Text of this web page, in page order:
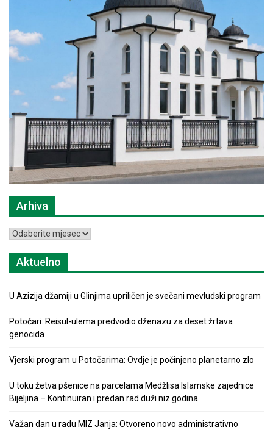
Arhiva
Arhiva
Aktuelno
U Azizija džamiji u Glinjima upriličen je svečani mevludski program
Potočari: Reisul-ulema predvodio dženazu za deset žrtava
genocida
Vjerski program u Potočarima: Ovdje je počinjeno planetarno zlo
U toku žetva pšenice na parcelama Medžlisa Islamske zajednice
Bijeljina – Kontinuiran i predan rad duži niz godina
Važan dan u radu MIZ Janja: Otvoreno novo administrativno